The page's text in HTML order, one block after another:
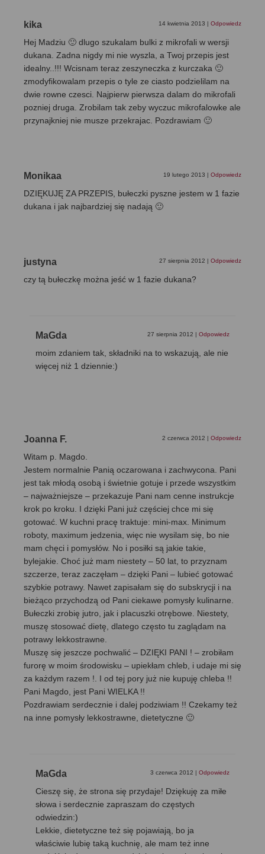
kika 14 kwietnia 2013 Odpowiedz
Hej Madziu 🙂 dlugo szukalam bulki z mikrofali w wersji
dukana. Zadna nigdy mi nie wyszla, a Twoj przepis jest
idealny..!!! Wcisnam teraz zeszyneczka z kurczaka 🙂
zmodyfikowalam przepis o tyle ze ciasto podzielilam na
dwie rowne czesci. Najpierw pierwsza dalam do mikrofali
pozniej druga. Zrobilam tak zeby wyczuc mikrofalowke ale
przynajkniej nie musze przekrajac. Pozdrawiam 🙂
Monikaa 19 lutego 2013 Odpowiedz
DZIĘKUJĘ ZA PRZEPIS, bułeczki pyszne jestem w 1 fazie
dukana i jak najbardziej się nadają 🙂
justyna 27 sierpnia 2012 Odpowiedz
czy tą bułeczkę można jeść w 1 fazie dukana?
MaGda 27 sierpnia 2012 Odpowiedz
moim zdaniem tak, składniki na to wskazują, ale nie
więcej niż 1 dziennie:)
Joanna F. 2 czerwca 2012 Odpowiedz
Witam p. Magdo.
Jestem normalnie Panią oczarowana i zachwycona. Pani
jest tak młodą osobą i świetnie gotuje i przede wszystkim
– najważniejsze – przekazuje Pani nam cenne instrukcje
krok po kroku. I dzięki Pani już częściej chce mi się
gotować. W kuchni pracę traktuje: mini-max. Minimum
roboty, maximum jedzenia, więc nie wysilam się, bo nie
mam chęci i pomysłów. No i posiłki są jakie takie,
bylejakie. Choć już mam niestety – 50 lat, to przyznam
szczerze, teraz zaczęłam – dzięki Pani – lubieć gotować
szybkie potrawy. Nawet zapisałam się do subskrycji i na
bieżąco przychodzą od Pani ciekawe pomysły kulinarne.
Bułeczki zrobię jutro, jak i placuszki otrębowe. Niestety,
muszę stosować dietę, dlatego często tu zaglądam na
potrawy lekkostrawne.
Muszę się jeszcze pochwalić – DZIĘKI PANI ! – zrobiłam
furorę w moim środowisku – upiekłam chleb, i udaje mi się
za każdym razem !. I od tej pory już nie kupuję chleba !!
Pani Magdo, jest Pani WIELKA !!
Pozdrawiam serdecznie i dalej podziwiam !! Czekamy też
na inne pomysły lekkostrawne, dietetyczne 🙂
MaGda 3 czerwca 2012 Odpowiedz
Cieszę się, że strona się przydaje! Dziękuję za miłe
słowa i serdecznie zapraszam do częstych
odwiedzin:)
Lekkie, dietetyczne też się pojawiają, bo ja
właściwie lubię taką kuchnię, ale mam też inne